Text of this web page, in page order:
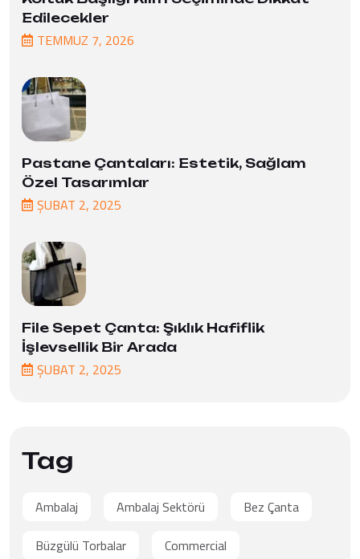
Edilecekler
TEMMUZ 7, 2026
Pastane Çantaları: Estetik, Sağlam
Özel Tasarımlar
ŞUBAT 2, 2025
File Sepet Çanta: Şıklık Hafiflik
İşlevsellik Bir Arada
ŞUBAT 2, 2025
Tag
Ambalaj Ambalaj Sektörü
Bez Çanta
Büzgülü Torbalar
Commercial